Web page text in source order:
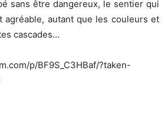
sans être dangereux, le sentier qui
agréable, autant que les couleurs et
cascades…
p/BF9S_C3HBaf/?taken-